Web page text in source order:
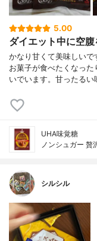
5.00
ダイエット中に空腹
かなり甘くて美味しいで
お菓子が食べたくなっ
いでいます。甘ったる
UHA味覚糖
ノンシュガー 贅
シルシル